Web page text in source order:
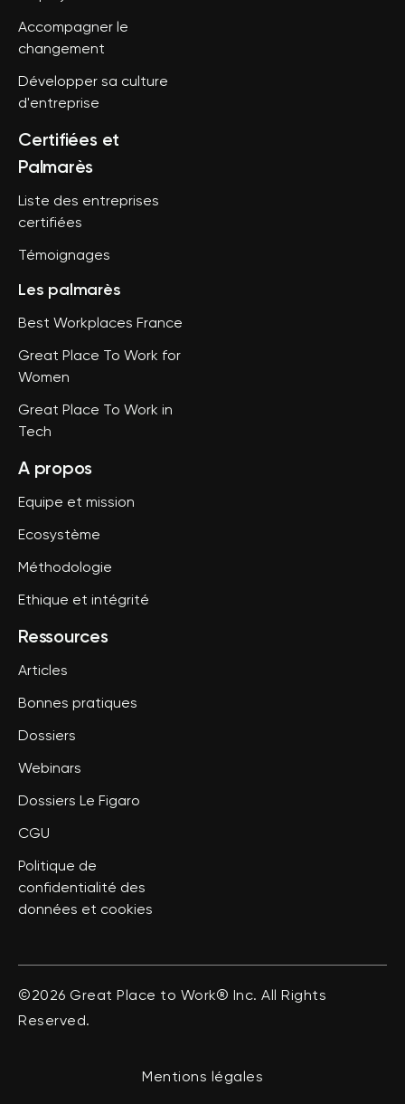
Accompagner le
changement
Développer sa culture
d'entreprise
Certifiées et
Palmarès
Liste des entreprises
certifiées
Témoignages
Les palmarès
Best Workplaces France
Great Place To Work for
Women
Great Place To Work in
Tech
A propos
Equipe et mission
Ecosystème
Méthodologie
Ethique et intégrité
Ressources
Articles
Bonnes pratiques
Dossiers
Webinars
Dossiers Le Figaro
CGU
Politique de
confidentialité des
données et cookies
©2026 Great Place to Work® Inc. All Rights
Reserved.
Mentions légales